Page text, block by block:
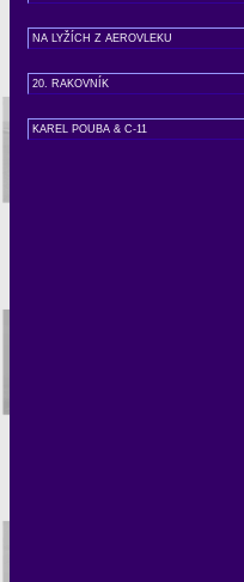
NA LYŽÍCH Z AEROVLEKU
20. RAKOVNÍK
KAREL POUBA & C-11